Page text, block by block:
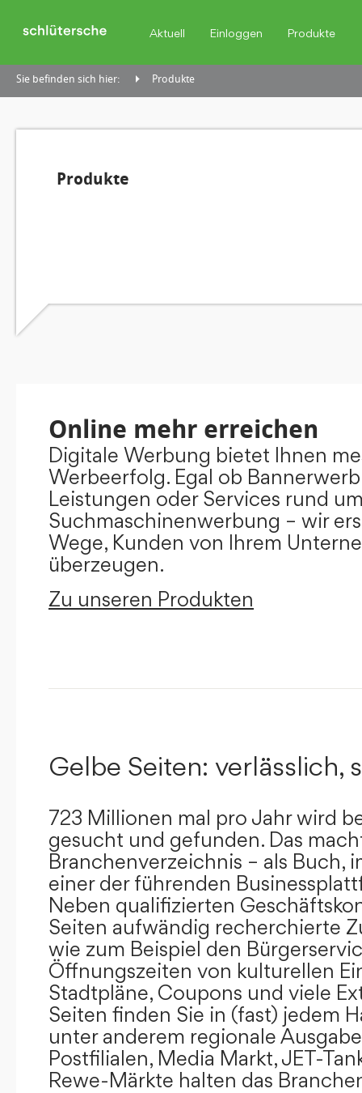
Aktuell Einloggen Produkte
Sie befinden sich hier: Produkte
Produkte
Online mehr erreichen
Digitale Werbung bietet Ihnen
Werbeerfolg. Egal ob
Leistungen oder Services rund
Suchmaschinenwerbung – wir
Wege, Kunden von Ihrem
überzeugen.
Zu unseren Produkten
Gelbe Seiten: verlässlich,
723 Millionen mal pro Jahr wird
gesucht und gefunden. Das
Branchenverzeichnis – als Buch,
einer der führenden
Neben qualifizierten
Seiten aufwändig recherchierte
wie zum Beispiel den
Öffnungszeiten von kulturellen
Stadtpläne, Coupons und viele
Seiten finden Sie in (fast) jedem
unter anderem regionale
Postfilialen, Media Markt, JET-
Rewe-Märkte halten das